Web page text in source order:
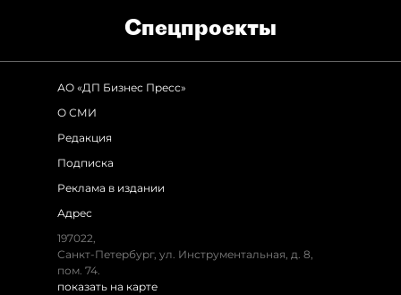
Спец­проекты
АО «ДП Бизнес Пресс»
О СМИ
Редакция
Подписка
Реклама в издании
Адрес
197022,
Санкт-Петербург, ул. Инструментальная, д. 8,
пом. 74.
показать на карте